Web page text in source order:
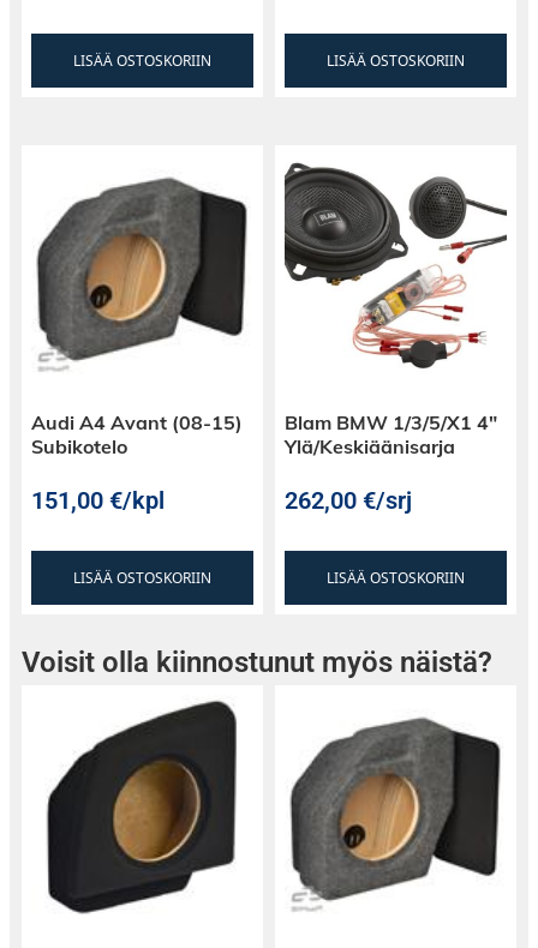
LISÄÄ OSTOSKORIIN LISÄÄ OSTOSKORIIN
Audi A4 Avant (08-15)
Subikotelo
151,00€/kpl
LISÄÄ OSTOSKORIIN
Blam BMW 1/3/5/X1 4″
Ylä/Keskiäänisarja
262,00€/srj
LISÄÄ OSTOSKORIIN
Voisit olla kiinnostunut myös näistä?